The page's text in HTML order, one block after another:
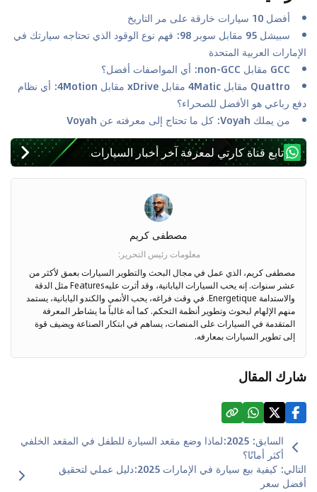
أفضل 10 سيارات خارقة على مر التاريخ
سبيشل 95 مقابل سوبر 98: فهم نوع الوقود الذي تحتاجه سيارتك في
الإمارات العربية المتحدة
GCC مقابل non-GCC: أي المواصفات أفضل؟
Quattro مقابل 4Matic مقابل xDrive مقابل 4Motion: أي نظام
دفع رباعي هو الأفضل للصحراء؟
من يملك Voyah: كل ما تحتاج إلى معرفته عن Voyah
تابع قناة كارتي لمعرفة آخر أخبار السيارات
مصطفى كريم
معلومات رئيس التحرير :
مصطفى كريم، الذي عمل في مجال البحث والتطوير السيارات بعمق لأكثر من
عشر سنوات. إنه يحب السيارات اليابانية، وقد أثرت عليهFeatures مثل الدقة
والاستدامة Energetique. في وقت فراغه، يحب الأنمي والكندو اليابانية، يستمد
منهم الإلهام لبحوث وتطوير أنظمة التحكم. كما أنه غالباً ما يشاطر المعرفة
المتقدمة في السيارات على المنصات، يساهم في ابتكار الصناعة ويضيف قوة
إلى تطوير السيارات بمعارفه.
شارك المقال
السابق:
2025:لماذا وضع مقعد السيارة للطفل في المقعد الخلفي
أكثر أمانًا؟
التالي:
كيفية بيع سيارة في الإمارات 2025:دليل عملي لتحقيق
أفضل سعر